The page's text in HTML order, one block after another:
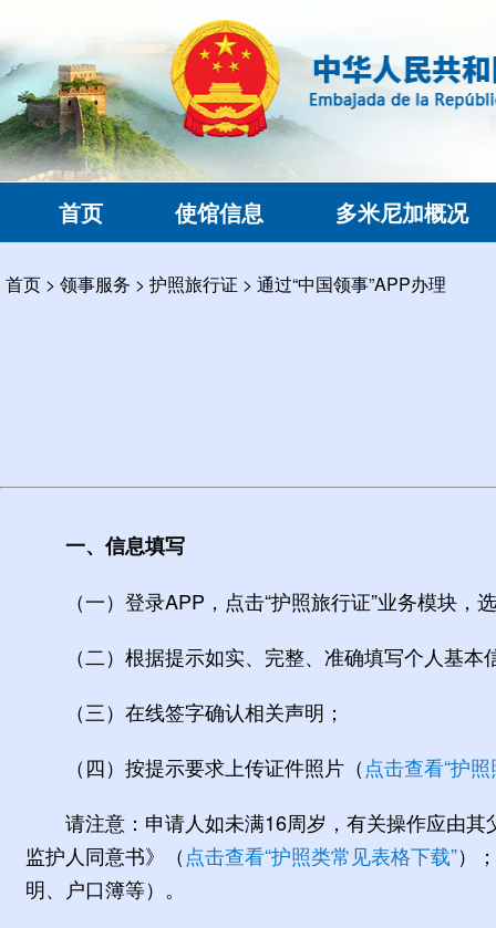
首页 使馆信息 多米尼加概况
首页 > 领事服务 > 护照旅行证 > 通过“中国领事”APP办理
一、信息填写
（一）登录APP，点击“护照旅行证”业务模块
（二）根据提示如实、完整、准确填写个人基本
（三）在线签字确认相关声明；
（四）按提示要求上传证件照片（点击查看“护
请注意：申请人如未满16周岁，有关操作应由
监护人同意书》（点击查看“护照类常见表格下载”）
明、户口簿等）。